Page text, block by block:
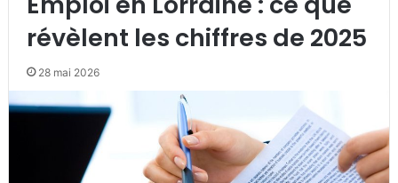
révèlent les chiffres de 2025
28 mai 2026